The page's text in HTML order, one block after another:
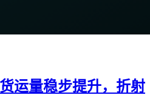
运量稳步提升，折射